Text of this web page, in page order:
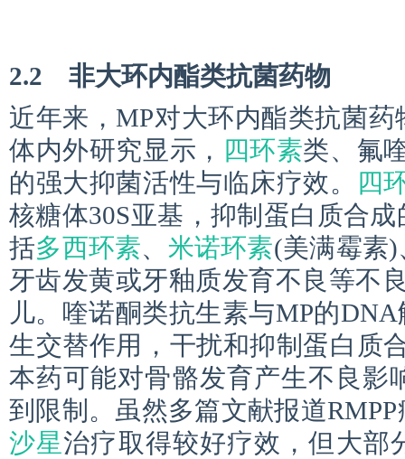
2.2 非大环内酯类抗菌药物
近年来，MP对大环内酯类抗菌
体内外研究显示， 四环素类、氟
的强大抑菌活性与临床疗效。
四
核糖体30S亚基，抑制蛋白质合
括多西环素、 米诺环素(美满霉素)
牙齿发黄或牙釉质发育不良等不
儿。喹诺酮类抗生素与MP的
生交替作用，干扰和抑制蛋白质
本药可能对骨骼发育产生不良影
到限制。虽然多篇文献报道
沙星治疗取得较好疗效，但大部